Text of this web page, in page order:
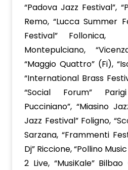
“Padova Jazz Festival”,
Remo, “Lucca Summer
Festival” Follonica,
Montepulciano,
“Maggio Quattro” (Fi),
“International Brass
“Social Forum”
Pucciniano”, “Miasino
Jazz Festival” Foligno,
Sarzana, “Frammenti
Dj” Riccione, “Pollino
2 Live, “MusiKale”